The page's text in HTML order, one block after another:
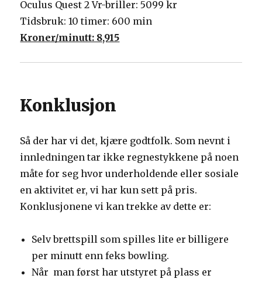
Oculus Quest 2 Vr-briller: 5099 kr
Tidsbruk: 10 timer: 600 min
Kroner/minutt: 8,915
Konklusjon
Så der har vi det, kjære godtfolk. Som nevnt i
innledningen tar ikke regnestykkene på noen
måte for seg hvor underholdende eller sosiale
en aktivitet er, vi har kun sett på pris.
Konklusjonene vi kan trekke av dette er:
Selv brettspill som spilles lite er billigere
per minutt enn feks bowling.
Når man først har utstyret på plass er